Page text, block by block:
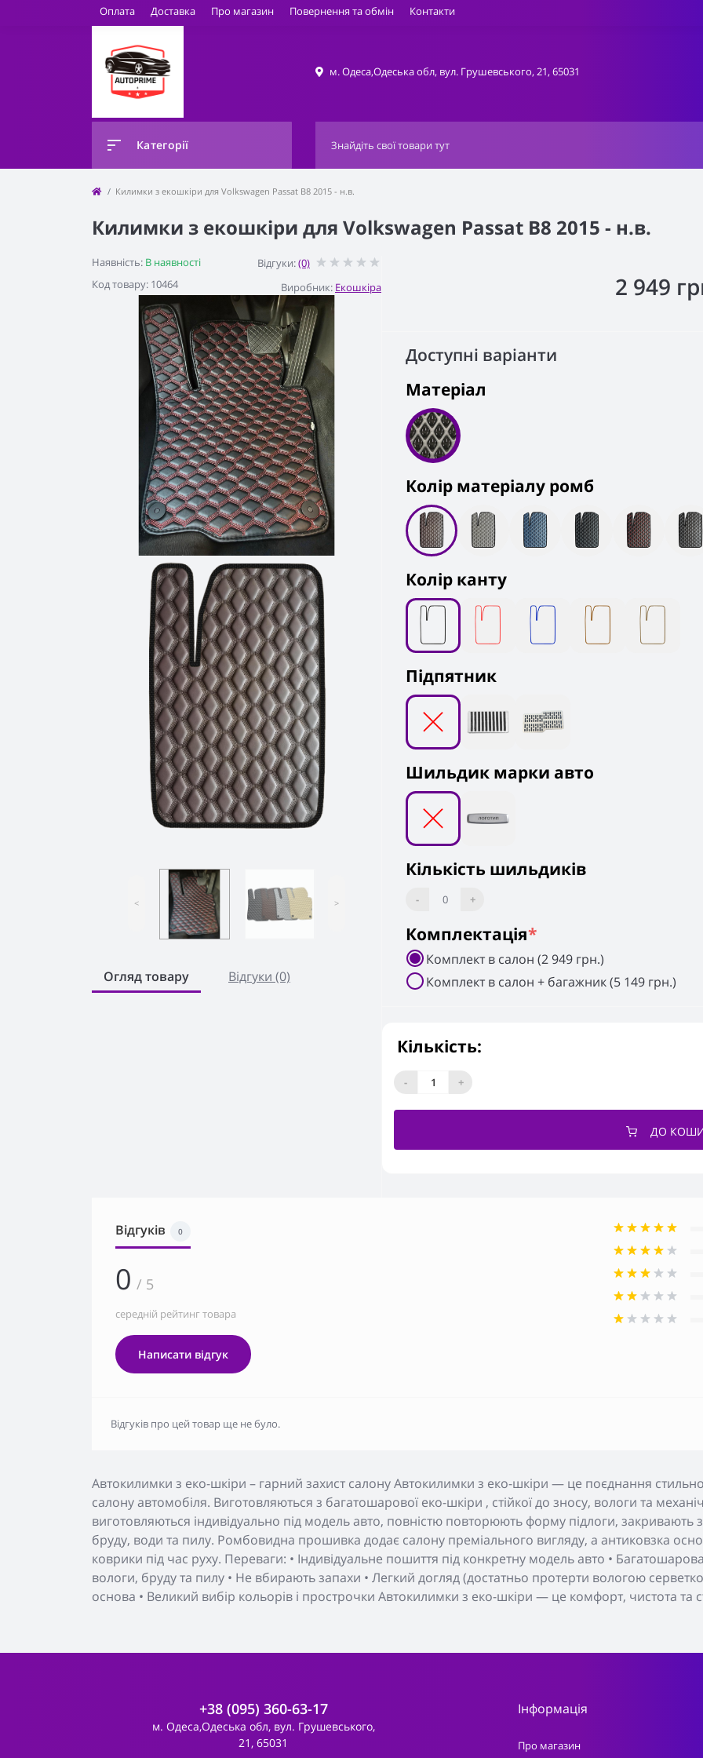
Оплата Доставка Про магазин Повернення та обмін Контакти
м. Одеса,Одеська обл, вул. Грушевського, 21, 65031
Категорії
Килимки з екошкіри для Volkswagen Passat B8 2015 - н.в.
Килимки з екошкіри для Volkswagen Passat B8 2015 - н.в.
Наявність: В наявності
Код товару: 10464
Відгуки:(0)
Виробник: Екошкіра
< >
Огляд товару Відгуки (0)
2 949
Доступні варіанти
Матеріал
Колiр матеріалу ромб
Колір канту
Підпятник
Шильдик марки авто
Кількість шильдиків
- 0 +
Комплектація*
Комплект в салон (2 949 грн.)
Комплект в салон + багажник (5 149 грн.)
Кількість:
- +
ДО
Автокилимки з еко-шкіри – гарний захист салону Автокилимки з еко-шкіри — це поєднання
салону автомобіля. Виготовляються з багатошарової еко-шкіри , стійкої до зносу, вологи та
виготовляються індивідуально під модель авто, повністю повторюють форму підлоги, закривають
бруду, води та пилу. Ромбовидна прошивка додає салону преміального вигляду, а антиковзка
коврики під час руху. Переваги: • Індивідуальне пошиття під конкретну модель авто •
вологи, бруду та пилу • Не вбирають запахи • Легкий догляд (достатньо протерти вологою
основа • Великий вибір кольорів і прострочки Автокилимки з еко-шкіри — це комфорт, чистота та
Відгуків 0
0 / 5
середній рейтинг товара
Написати відгук
Відгуків про цей товар ще не було.
+38 (095) 360-63-17
м. Одеса,Одеська обл, вул. Грушевського,
21, 65031
Інформація
Про магазин